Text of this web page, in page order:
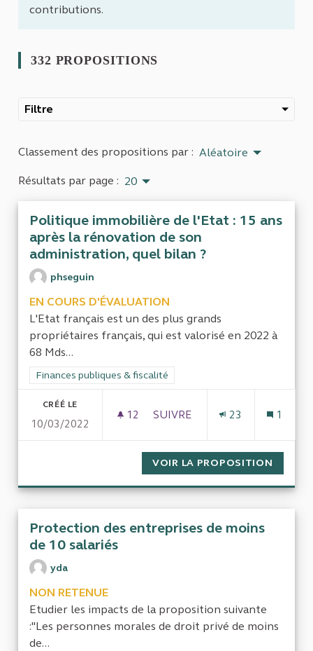
contributions.
332 PROPOSITIONS
Filtre
Classement des propositions par : Aléatoire
Résultats par page : 20
Politique immobilière de l'Etat : 15 ans
après la rénovation de son
administration, quel bilan ?
phseguin
EN COURS D'ÉVALUATION
L'Etat français est un des plus grands
propriétaires français, qui est valorisé en 2022 à
68 Mds...
Filtrer les résultats de la catégorie : Finances publiques &
Finances publiques & fiscalité
CRÉÉ LE
10/03/2022
12 12 ABONNÉS
SUIVRE 23 1
VOIR LA PROPOSITION
Protection des entreprises de moins
de 10 salariés
yda
NON RETENUE
Etudier les impacts de la proposition suivante
:"Les personnes morales de droit privé de moins
de...